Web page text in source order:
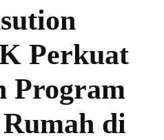
Perkuat
Program
di